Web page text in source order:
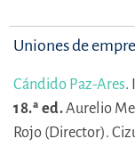
Uniones de
Cándido Paz-Ares.
18.ª ed.Aurelio
Rojo (Director).